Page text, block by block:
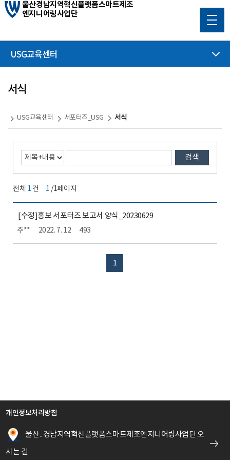
울산경남지역혁신플랫폼스마트제조
엔지니어링사업단
USG교육센터
서식
USG교육센터 서포터즈_USG 서식
검색
전체 1 건 1 /1페이지
[수정]홍보 서포터즈 보고서 양식_20230629
주** 2022. 7. 12 493
1
개인정보처리방침
울산․경남지역혁신플랫폼스마트제조엔지니어링사업단 오
시는 길